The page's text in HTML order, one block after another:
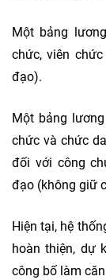
Một bảng
chức, viên
đạo).
Một bảng
chức và chức
đối với công
đạo (không giữ
Hiện tại, hệ
hoàn thiện, dự
công bố làm